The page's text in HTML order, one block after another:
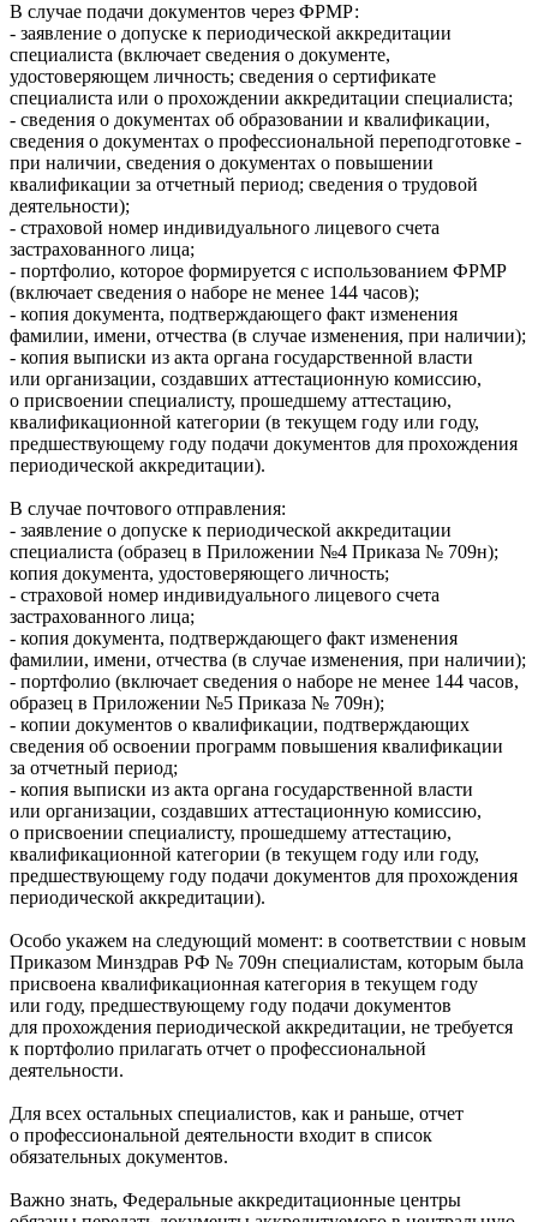
В случае подачи документов через ФРМР:
- заявление о допуске к периодической аккредитации
специалиста (включает сведения о документе,
удостоверяющем личность; сведения о сертификате
специалиста или о прохождении аккредитации специалиста;
- сведения о документах об образовании и квалификации,
сведения о документах о профессиональной переподготовке -
при наличии, сведения о документах о повышении
квалификации за отчетный период; сведения о трудовой
деятельности);
- страховой номер индивидуального лицевого счета
застрахованного лица;
- портфолио, которое формируется с использованием ФРМР
(включает сведения о наборе не менее 144 часов);
- копия документа, подтверждающего факт изменения
фамилии, имени, отчества (в случае изменения, при наличии);
- копия выписки из акта органа государственной власти
или организации, создавших аттестационную комиссию,
о присвоении специалисту, прошедшему аттестацию,
квалификационной категории (в текущем году или году,
предшествующему году подачи документов для прохождения
периодической аккредитации).
В случае почтового отправления:
- заявление о допуске к периодической аккредитации
специалиста (образец в Приложении №4 Приказа № 709н);
копия документа, удостоверяющего личность;
- страховой номер индивидуального лицевого счета
застрахованного лица;
- копия документа, подтверждающего факт изменения
фамилии, имени, отчества (в случае изменения, при наличии);
- портфолио (включает сведения о наборе не менее 144 часов,
образец в Приложении №5 Приказа № 709н);
- копии документов о квалификации, подтверждающих
сведения об освоении программ повышения квалификации
за отчетный период;
- копия выписки из акта органа государственной власти
или организации, создавших аттестационную комиссию,
о присвоении специалисту, прошедшему аттестацию,
квалификационной категории (в текущем году или году,
предшествующему году подачи документов для прохождения
периодической аккредитации).
Особо укажем на следующий момент: в соответствии с новым
Приказом Минздрав РФ № 709н специалистам, которым была
присвоена квалификационная категория в текущем году
или году, предшествующему году подачи документов
для прохождения периодической аккредитации, не требуется
к портфолио прилагать отчет о профессиональной
деятельности.
Для всех остальных специалистов, как и раньше, отчет
о профессиональной деятельности входит в список
обязательных документов.
Важно знать, Федеральные аккредитационные центры